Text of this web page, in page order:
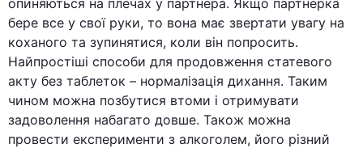
опиняються на плечах у партнера. Якщо партнерка
бере все у свої руки, то вона має звертати увагу на
коханого та зупинятися, коли він попросить.
Найпростіші способи для продовження статевого
акту без таблеток – нормалізація дихання. Таким
чином можна позбутися втоми і отримувати
задоволення набагато довше. Також можна
провести експерименти з алкоголем, його різний